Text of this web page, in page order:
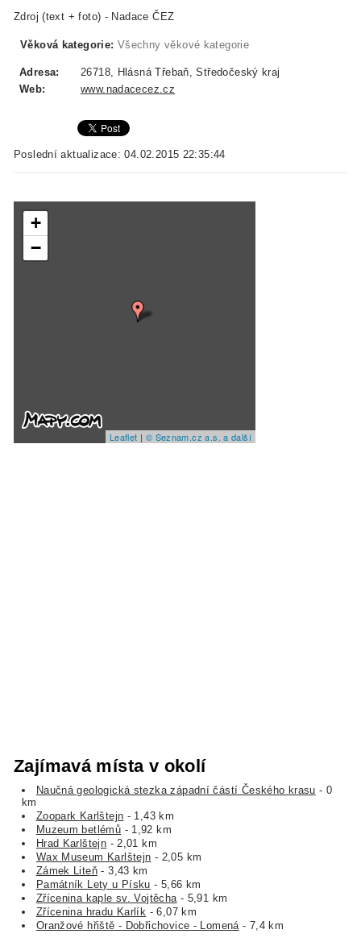
Zdroj (text + foto) - Nadace ČEZ
Věková kategorie: Všechny věkové kategorie
Adresa:
26718, Hlásná Třebaň, Středočeský kraj
Web:
www.nadacecez.cz
Poslední aktualizace: 04.02.2015 22:35:44
+
−
Leaflet | © Seznam.cz a.s. a další
Zajímavá místa v okolí
Naučná geologická stezka západní částí Českého krasu - 0
km
Zoopark Karlštejn - 1,43 km
Muzeum betlémů - 1,92 km
Hrad Karlštejn - 2,01 km
Wax Museum Karlštejn - 2,05 km
Zámek Liteň - 3,43 km
Památník Lety u Písku - 5,66 km
Zřícenina kaple sv. Vojtěcha - 5,91 km
Zřícenina hradu Karlík - 6,07 km
Oranžové hřiště - Dobřichovice - Lomená - 7,4 km